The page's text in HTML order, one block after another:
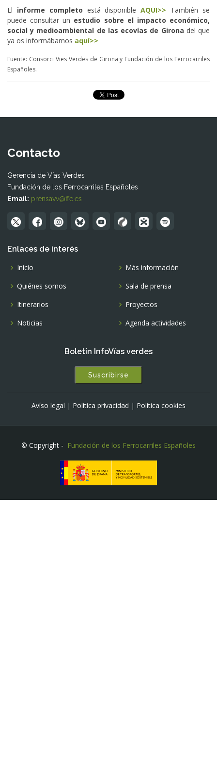
El informe completo está disponible AQUI>> También se
puede consultar un estudio sobre el impacto económico,
social y medioambiental de las ecovías de Girona del que
ya os informábamos aquí>>
Fuente: Consorci Vies Verdes de Girona y Fundación de los Ferrocarriles
Españoles.
Contacto
Gerencia de Vías Verdes
Fundación de los Ferrocarriles Españoles
Email: prensavv@ffe.es
Enlaces de interés
Inicio
Quiénes somos
Itinerarios
Noticias
Más información
Sala de prensa
Proyectos
Agenda actividades
Boletín InfoVías verdes
Suscribirse
Avíso legal | Política privacidad | Política cookies
© Copyright - Fundación de los Ferrocarriles Españoles